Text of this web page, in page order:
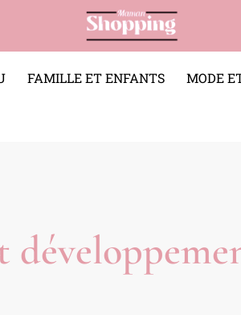
FAMILLE ET ENFANTS MODE